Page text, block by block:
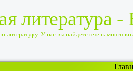
литература
литературу. У нас вы найдете очень много